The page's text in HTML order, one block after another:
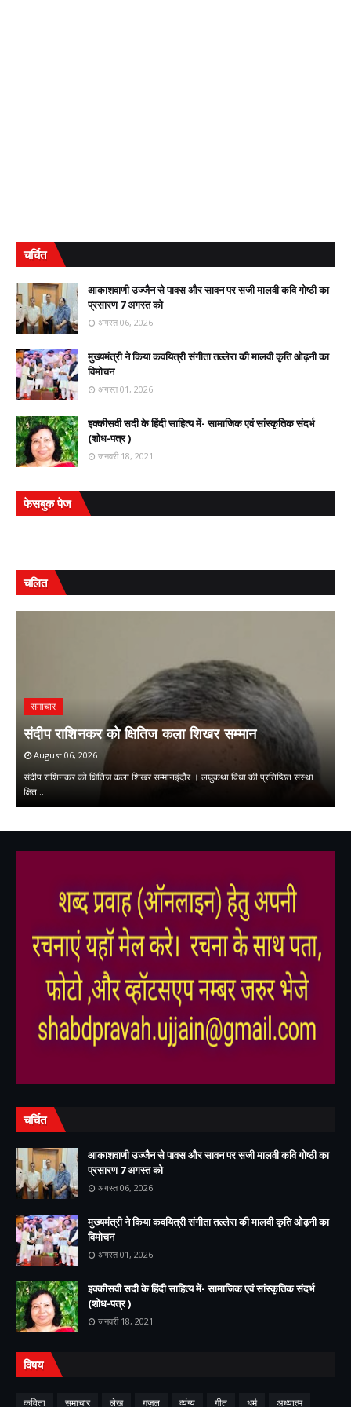
चर्चित
आकाशवाणी उज्जैन से पावस और सावन पर सजी मालवी कवि गोष्ठी का
प्रसारण 7 अगस्त को
अगस्त 06, 2026
मुख्यमंत्री ने किया कवयित्री संगीता तल्लेरा की मालवी कृति ओढ़नी का
विमोचन
अगस्त 01, 2026
इक्कीसवी सदी के हिंदी साहित्य में- सामाजिक एवं सांस्कृतिक संदर्भ
(शोध-पत्र )
जनवरी 18, 2021
फेसबुक पेज
चलित
समाचार
संदीप राशिनकर को क्षितिज कला शिखर सम्मान
August 06, 2026
संदीप राशिनकर को क्षितिज कला शिखर सम्मानइंदौर । लघुकथा विधा की प्रतिष्ठित संस्था
क्षित…
चर्चित
आकाशवाणी उज्जैन से पावस और सावन पर सजी मालवी कवि गोष्ठी का
प्रसारण 7 अगस्त को
अगस्त 06, 2026
मुख्यमंत्री ने किया कवयित्री संगीता तल्लेरा की मालवी कृति ओढ़नी का
विमोचन
अगस्त 01, 2026
इक्कीसवी सदी के हिंदी साहित्य में- सामाजिक एवं सांस्कृतिक संदर्भ
(शोध-पत्र )
जनवरी 18, 2021
विषय
कविता समाचार लेख ग़ज़ल व्यंग्य गीत धर्म अध्यात्म